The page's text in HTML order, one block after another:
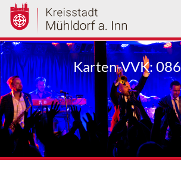
Direkt
zum
Inhalt
Karten-VVK: